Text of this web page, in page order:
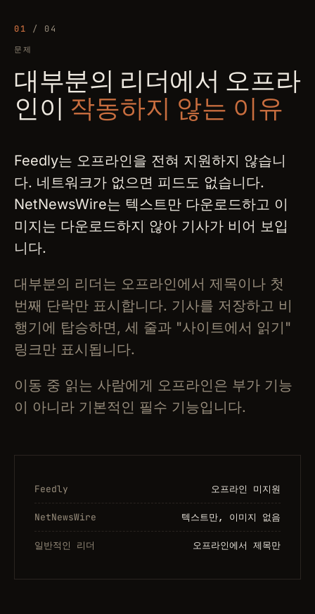
01 / 04
문제
대부분의 리더에서 오프라
인이 작동하지 않는 이유
Feedly는 오프라인을 전혀 지원하지 않습니
다. 네트워크가 없으면 피드도 없습니다.
NetNewsWire는 텍스트만 다운로드하고 이
미지는 다운로드하지 않아 기사가 비어 보입
니다.
대부분의 리더는 오프라인에서 제목이나 첫
번째 단락만 표시합니다. 기사를 저장하고 비
행기에 탑승하면, 세 줄과 "사이트에서 읽기"
링크만 표시됩니다.
이동 중 읽는 사람에게 오프라인은 부가 기능
이 아니라 기본적인 필수 기능입니다.
Feedly 오프라인 미지원
NetNewsWire 텍스트만, 이미지 없음
일반적인 리더 오프라인에서 제목만